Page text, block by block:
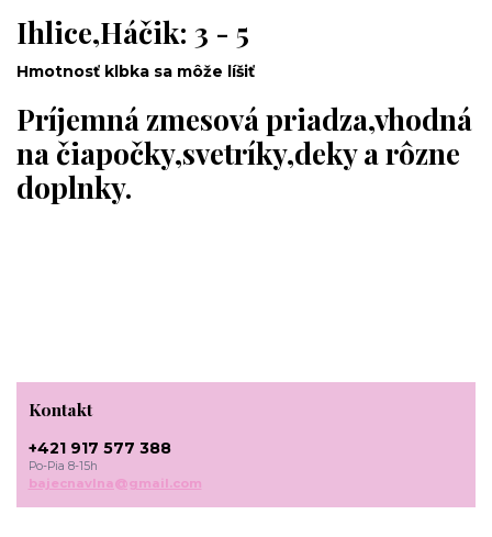
Ihlice,Háčik: 3 - 5
Hmotnosť klbka sa môže líšiť
Príjemná zmesová priadza,vhodná
na čiapočky,svetríky,deky a rôzne
doplnky.
Kontakt
+421 917 577 388
Po-Pia 8-15h
bajecnavlna@gmail.com